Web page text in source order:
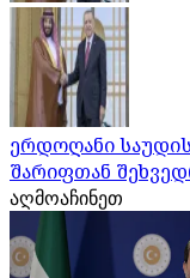
ერდოღანი
შარიფთან
აღმოაჩინეთ